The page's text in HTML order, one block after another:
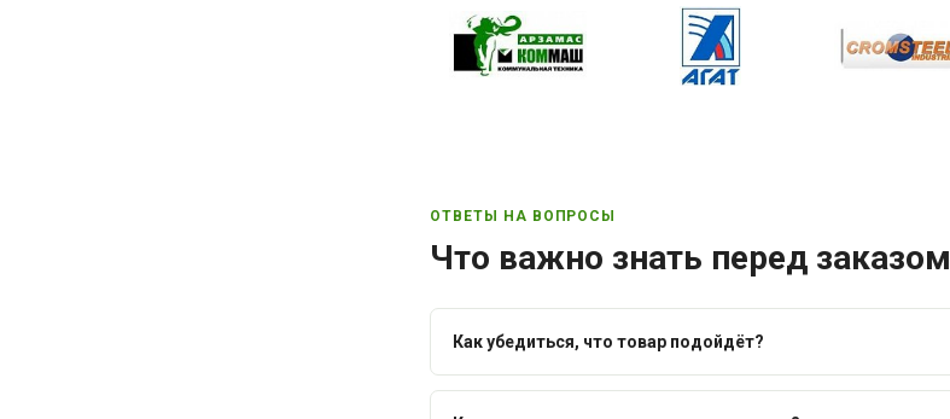
ОТВЕТЫ НА ВОПРОСЫ
Что важно знать перед заказом
Как убедиться, что товар подойдёт?